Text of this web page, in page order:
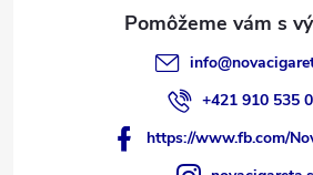
info@
+421 910 535
https://www.fb.com/